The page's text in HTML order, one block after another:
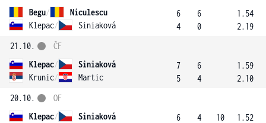
Begu/
Niculescu
Klepac/ Siniaková
6
4
6
0
1.54
2.19
21.10.
Klepac/
Siniaková
Krunic/ Martic
ČF
7
5
6
4
1.59
2.10
20.10.
Klepac/
Siniaková
OF
6
4
10
1.52